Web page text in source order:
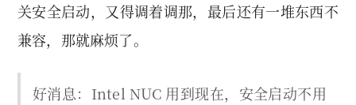
关安全启动，又得调着调那，最后还有一堆东西不
兼容，那就麻烦了。
好消息：Intel NUC 用到现在，安全启动不用